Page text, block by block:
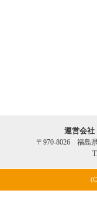
運営会
〒970-8026 福島